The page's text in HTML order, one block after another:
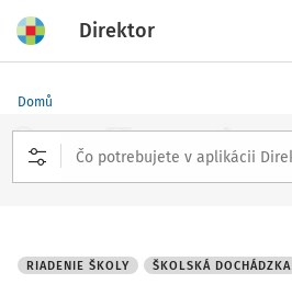
Direktor
Domů
RIADENIE ŠKOLY ŠKOLSKÁ DOCHÁDZKA